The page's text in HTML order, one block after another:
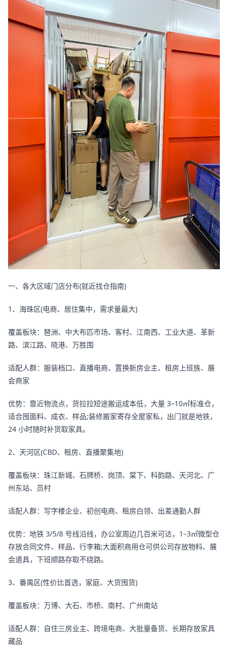
一、各大区域门店分布(就近找仓指南)
1、海珠区(电商、居住集中，需求量最大)
覆盖板块：琶洲、中大布匹市场、客村、江南西、工业大道、革新
路、滨江路、晓港、万胜围
适配人群：服装档口、直播电商、置换新房业主、租房上班族、展
会商家
优势：靠近物流点，货拉拉短途搬运成本低，大量 3–10㎡标准仓，
适合囤面料、成衣、样品;装修搬家寄存全屋家私，出门就是地铁，
24 小时随时补货取家具。
2、天河区(CBD、租房、直播聚集地)
覆盖板块：珠江新城、石牌桥、岗顶、棠下、科韵路、天河北、广
州东站、员村
适配人群：写字楼企业、初创电商、租房白领、出差通勤人群
优势：地铁 3/5/8 号线沿线，办公室周边几百米可达，1–3㎡微型仓
存放合同文件、样品、行李箱;大面积商用仓可供公司存放物料、展
会道具，下班顺路存取不绕路。
3、番禺区(性价比首选，家庭、大货囤货)
覆盖板块：万博、大石、市桥、南村、广州南站
适配人群：自住三房业主、跨境电商、大批量备货、长期存放家具
藏品